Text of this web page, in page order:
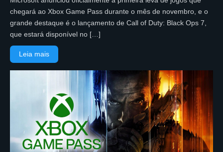
chegará ao Xbox Game Pass durante o mês de novembro, e o
grande destaque é o lançamento de Call of Duty: Black Ops 7,
que estará disponível no […]
Leia mais